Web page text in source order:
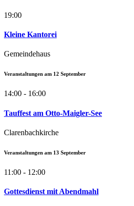
19:00
Kleine Kantorei
Gemeindehaus
Veranstaltungen am 12 September
14:00 - 16:00
Tauffest am Otto-Maigler-See
Clarenbachkirche
Veranstaltungen am 13 September
11:00 - 12:00
Gottesdienst mit Abendmahl